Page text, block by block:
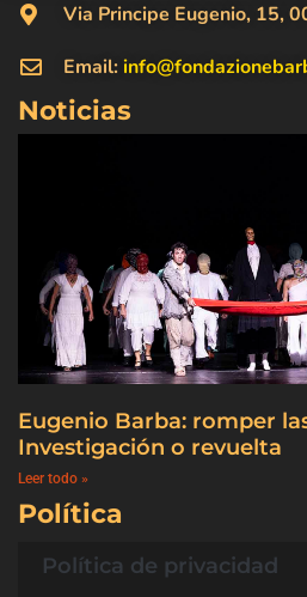
Via Principe Eugenio, 15,
Email:
Noticias
Eugenio Barba: romper
Investigación o revuelta
Leer todo »
Política
Política de privacidad